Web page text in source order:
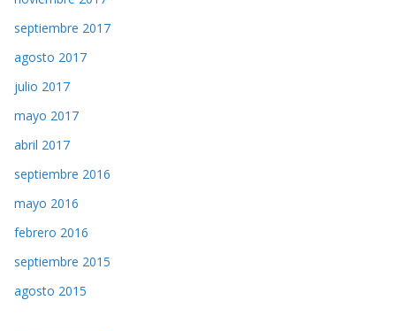
septiembre 2017
agosto 2017
julio 2017
mayo 2017
abril 2017
septiembre 2016
mayo 2016
febrero 2016
septiembre 2015
agosto 2015